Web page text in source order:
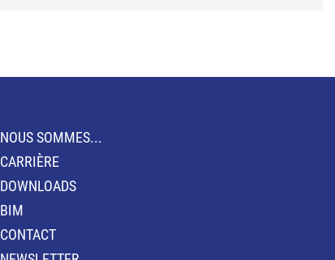
NOUS SOMMES...
CARRIÈRE
DOWNLOADS
BIM
CONTACT